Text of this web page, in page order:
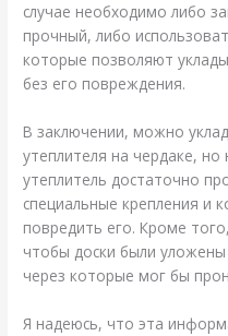
случае необходимо либо
прочный, либо
которые позволяют
без его повреждения.
В заключении, можно
утеплителя на чердаке,
утеплитель достаточно
специальные крепления и
повредить его. Кроме
чтобы доски были
через которые мог бы
Я надеюсь, что эта